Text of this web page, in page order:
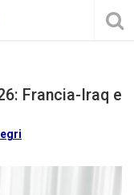
Francia-Iraq e